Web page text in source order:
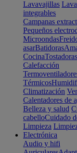
Lavavajillas
integrables
Campanas
Pequeños
Microondas
asarBatidoras
CocinaTostadoras
Calefacción
Térmicos
Climatización
Calentadores de
Belleza y salud
cabelloCuidado
Limpieza
Electrónica
Audio y hifi